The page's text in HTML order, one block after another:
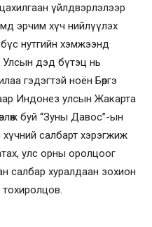
үйлдвэрлэлээр
эрчим хүч нийлүүлэх
нутгийн хэмжээнд
Улсын дэд бүтэц нь
гэдэгтэй ноён Бөргэ
Индонез улсын Жакарта
буй “Зуны Давос”-ын
салбарт хэрэгжиж
улс орны оролцоог
салбар хуралдаан зохион